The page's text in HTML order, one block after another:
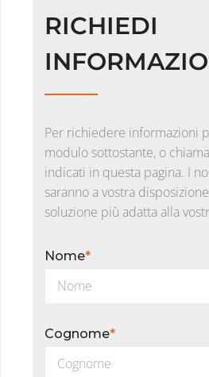
RICHIEDI
Per richiedere informazioni
modulo sottostante, o
indicati in questa pagina. I
saranno a vostra
soluzione più adatta alla
Nome*
Cognome*